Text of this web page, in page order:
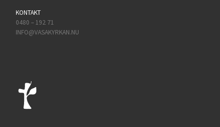
KONTAKT
0480 – 192 71
INFO@VASAKYRKAN.NU